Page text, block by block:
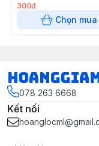
4G
300đ
Chọn mua
078 263 6668
Kết nối